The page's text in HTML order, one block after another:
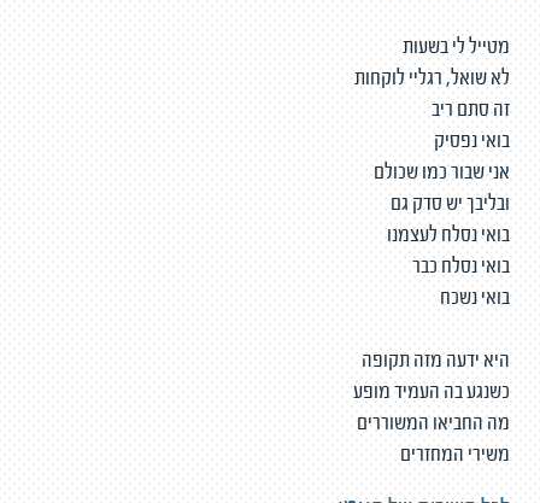
מטייל לי בשעות
לא שואל, רגליי לוקחות
זה סתם ריב
בואי נפסיק
אני שבור כמו שכולם
ובליבך יש סדק גם
בואי נסלח לעצמנו
בואי נסלח כבר
בואי נשכח
היא ידעה מזה תקופה
כשנגע בה העמיד מופע
מה החביאו המשוררים
משירי המחזרים